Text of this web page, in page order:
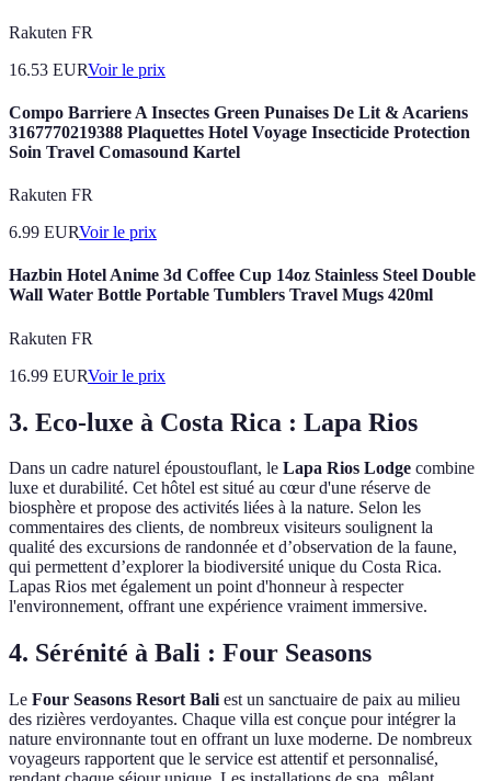
Rakuten FR
16.53 EURVoir le prix
Compo Barriere A Insectes Green Punaises De Lit & Acariens
3167770219388 Plaquettes Hotel Voyage Insecticide Protection
Soin Travel Comasound Kartel
Rakuten FR
6.99 EURVoir le prix
Hazbin Hotel Anime 3d Coffee Cup 14oz Stainless Steel Double
Wall Water Bottle Portable Tumblers Travel Mugs 420ml
Rakuten FR
16.99 EURVoir le prix
3. Eco-luxe à Costa Rica : Lapa Rios
Dans un cadre naturel époustouflant, le Lapa Rios Lodge combine
luxe et durabilité. Cet hôtel est situé au cœur d'une réserve de
biosphère et propose des activités liées à la nature. Selon les
commentaires des clients, de nombreux visiteurs soulignent la
qualité des excursions de randonnée et d’observation de la faune,
qui permettent d’explorer la biodiversité unique du Costa Rica.
Lapas Rios met également un point d'honneur à respecter
l'environnement, offrant une expérience vraiment immersive.
4. Sérénité à Bali : Four Seasons
Le Four Seasons Resort Bali est un sanctuaire de paix au milieu
des rizières verdoyantes. Chaque villa est conçue pour intégrer la
nature environnante tout en offrant un luxe moderne. De nombreux
voyageurs rapportent que le service est attentif et personnalisé,